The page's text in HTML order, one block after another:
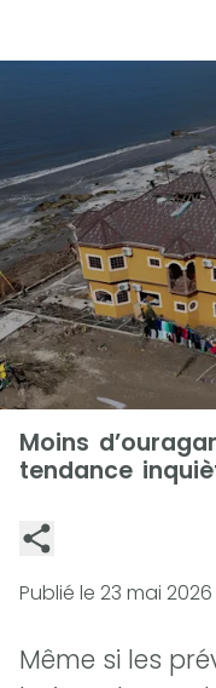
Moins
tendance
Publié le 23 mai
Même si les